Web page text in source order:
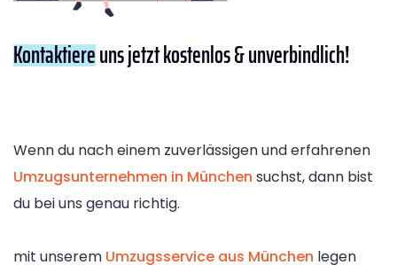
Kontaktiereuns jetzt kostenlos & unverbindlich!
Wenn du nach einem zuverlässigen und erfahrenen
Umzugsunternehmen in München suchst, dann bist
du bei uns genau richtig.
mit unserem Umzugsservice aus München legen